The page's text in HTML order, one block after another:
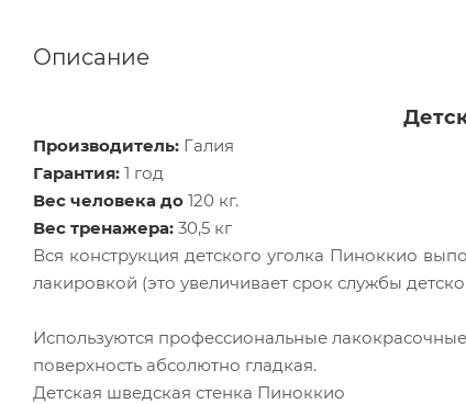
Описание
Производитель: Галия
Гарантия: 1 год
Вес человека до 120 кг.
Вес тренажера: 30,5 кг
Вся конструкция детского уголка Пиноккио
лакировкой (это увеличивает срок службы
Используются профессиональные
поверхность абсолютно гладкая.
Детская шведская стенка Пиноккио